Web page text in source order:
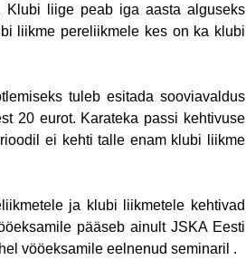
Klubi liige peab iga aasta alguseks
liikme pereliikmele kes on ka klubi
tuleb esitada sooviavaldus
20 eurot. Karateka passi kehtivuse
ei kehti talle enam klubi liikme
ja klubi liikmetele kehtivad
pääseb ainult JSKA Eesti
vööeksamile eelnenud seminaril .